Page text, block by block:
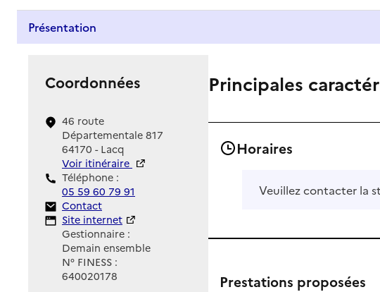
Présentation
Coordonnées
46 route
Départementale 817
64170 - Lacq
Voir itinéraire
Téléphone :
05 59 60 79 91
Contact
Contact
Site Internet
Site internet
Gestionnaire :
Demain ensemble
N° FINESS :
640020178
Principales
Horaires
Veuillez contacter la
Prestations proposées